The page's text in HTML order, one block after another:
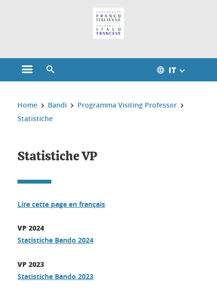
Aprire il menu principale IT
Sei qui:
Home Bandi
Programma Visiting Professor
Statistiche
Statistiche VP
Lire cette page en français
VP 2024
Statistiche Bando 2024
VP 2023
Statistiche Bando 2023